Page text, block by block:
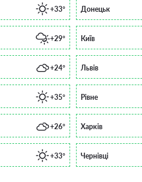
+33° Донецьк
+29° Київ
+24° Львів
+35° Рівне
+26° Харків
+33° Чернівці